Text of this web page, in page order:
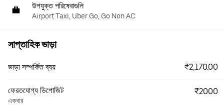
উপযুক্ত পরিষেবাগুলি
Airport Taxi, Uber Go, Go Non AC
সাপ্তাহিক ভাড়া
ভাড়া সম্পর্কিত ব্যয় ₹2,170.00
ফেরতযোগ্য ডিপোজিট
একবার
₹2000